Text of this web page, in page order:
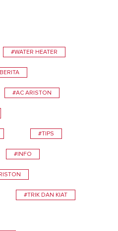
#WATER HEATER
#AC ARISTON
#TIPS
#INFO
#TRIK DAN KIAT